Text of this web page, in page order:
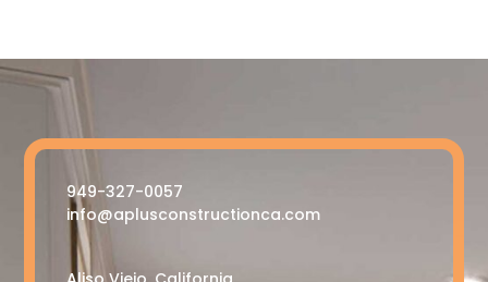
949-327-0057
info@aplusconstructionca.com